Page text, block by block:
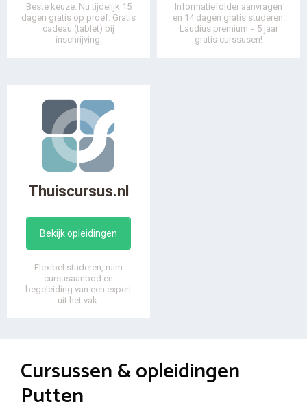
Beste keuze: Nu tijdelijk 15
dagen gratis op proef. Gratis
cadeau (tablet) bij
inschrijving.
Informatiefolder aanvragen
en 14 dagen gratis studeren.
Laudius premium = 5 jaar
gratis curssusen!
Thuiscursus.nl
Bekijk opleidingen
Flexibel studeren, ruim
cursusaanbod en
begeleiding van een expert
uit het vak.
Cursussen & opleidingen
Putten